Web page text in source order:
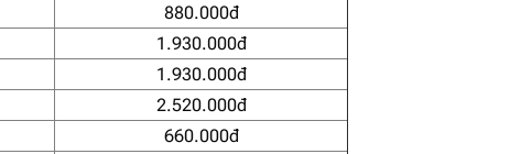
880.000đ
1.930.000đ
1.930.000đ
2.520.000đ
660.000đ